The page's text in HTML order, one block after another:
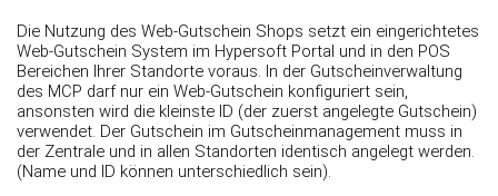
Die Nutzung des Web-Gutschein Shops setzt ein eingerichtetes
Web-Gutschein System im Hypersoft Portal und in den POS
Bereichen Ihrer Standorte voraus. In der Gutscheinverwaltung
des MCP darf nur ein Web-Gutschein konfiguriert sein,
ansonsten wird die kleinste ID (der zuerst angelegte Gutschein)
verwendet. Der Gutschein im Gutscheinmanagement muss in
der Zentrale und in allen Standorten identisch angelegt werden.
(Name und ID können unterschiedlich sein).